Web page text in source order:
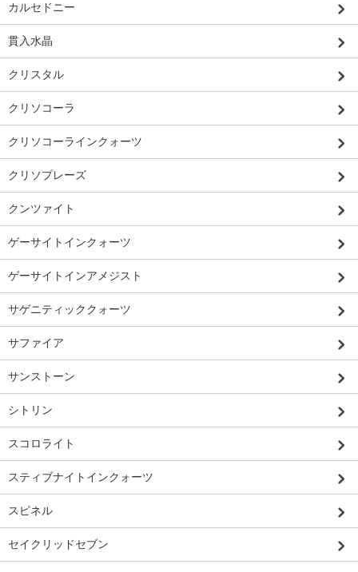
カルセドニー
貫入水晶
クリスタル
クリソコーラ
クリソコーラインクォーツ
クリソプレーズ
クンツァイト
ゲーサイトインクォーツ
ゲーサイトインアメジスト
サゲニティッククォーツ
サファイア
サンストーン
シトリン
スコロライト
スティブナイトインクォーツ
スピネル
セイクリッドセブン